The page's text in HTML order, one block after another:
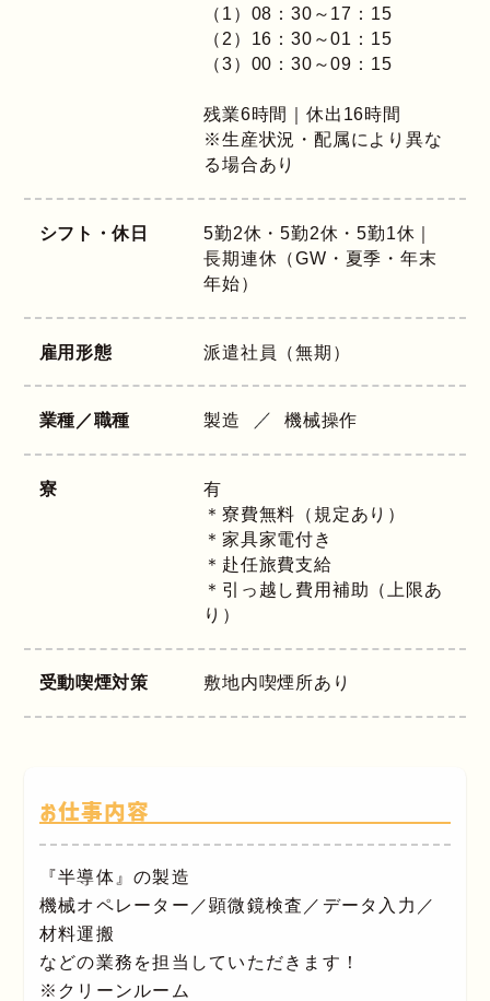
（1）08：30～17：15
（2）16：30～01：15
（3）00：30～09：15
残業6時間｜休出16時間
※生産状況・配属により異な
る場合あり
シフト・休日
5勤2休・5勤2休・5勤1休｜
長期連休（GW・夏季・年末
年始）
雇用形態 派遣社員（無期）
業種／職種 製造 機械操作
寮
有
＊寮費無料（規定あり）
＊家具家電付き
＊赴任旅費支給
＊引っ越し費用補助（上限あ
り）
受動喫煙対策 敷地内喫煙所あり
お仕事内容
『半導体』の製造
機械オペレーター／顕微鏡検査／データ入力／
材料運搬
などの業務を担当していただきます！
※クリーンルーム